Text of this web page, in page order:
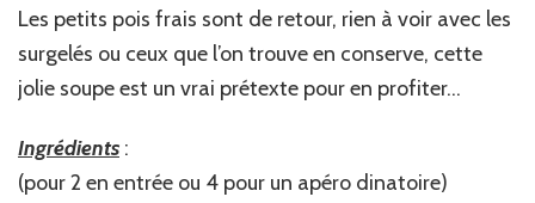
Les petits pois frais sont de retour, rien à voir avec les
surgelés ou ceux que l’on trouve en conserve, cette
jolie soupe est un vrai prétexte pour en profiter…
Ingrédients :
(pour 2 en entrée ou 4 pour un apéro dinatoire)